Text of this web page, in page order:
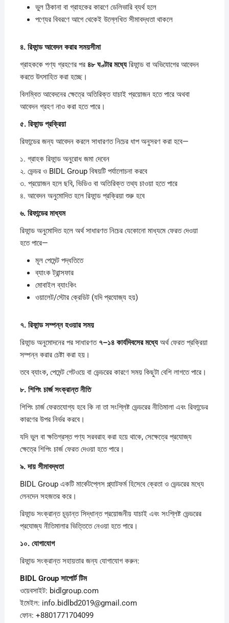
ভুল ঠিকানা বা গ্রাহকের কারণে ডেলিভারি ব্যর্থ হলে
পণ্যের বিবরণে আগে থেকেই উল্লেখিত সীমাবদ্ধতা থাকলে
৪. রিফান্ডআবেদনকরারসময়সীমা
গ্রাহককে পণ্য গ্রহণের পর ৪৮ঘণ্টারমধ্যেরিফান্ড বা অভিযোগের আবেদন
করতে উৎসাহিত করা হচ্ছে।
বিলম্বিত আবেদনের ক্ষেত্রে অতিরিক্ত যাচাই প্রয়োজন হতে পারে অথবা
আবেদন গ্রহণ নাও করা হতে পারে।
৫. রিফান্ডপ্রক্রিয়া
রিফান্ডের জন্য আবেদন করলে সাধারণত নিচের ধাপ অনুসরণ করা হবে—
১. গ্রাহক রিফান্ড অনুরোধ জমা দেবেন
২. ভেন্ডর ও BIDL Group বিষয়টি পর্যালোচনা করবে
৩. প্রয়োজন হলে ছবি, ভিডিও বা অতিরিক্ত তথ্য চাওয়া হতে পারে
৪. আবেদন অনুমোদিত হলে রিফান্ড প্রক্রিয়া শুরু হবে
৬. রিফান্ডেরমাধ্যম
রিফান্ড অনুমোদিত হলে অর্থ সাধারণত নিচের যেকোনো মাধ্যমে ফেরত দেওয়া
হতে পারে—
মূল পেমেন্ট পদ্ধতিতে
ব্যাংক ট্রান্সফার
মোবাইল ব্যাংকিং
ওয়ালেট/স্টোর ক্রেডিট (যদি প্রযোজ্য হয়)
৭. রিফান্ডসম্পন্নহওয়ারসময়
রিফান্ড অনুমোদনের পর সাধারণত ৭–১৪ কার্যদিবসেরমধ্যেঅর্থ ফেরত প্রক্রিয়া
সম্পন্ন করার চেষ্টা করা হয়।
তবে ব্যাংক, পেমেন্ট গেটওয়ে বা ভেন্ডরের কারণে সময় কিছুটা বেশি লাগতে পারে।
৮. শিপিং চার্জসংক্রান্তনীতি
শিপিং চার্জ ফেরতযোগ্য হবে কি না তা সংশ্লিষ্ট ভেন্ডরের নীতিমালা এবং রিফান্ডের
কারণের উপর নির্ভর করবে।
যদি ভুল বা ক্ষতিগ্রস্ত পণ্য সরবরাহ করা হয়ে থাকে, সেক্ষেত্রে প্রযোজ্য
ক্ষেত্রে শিপিং চার্জ ফেরত দেওয়া হতে পারে।
৯.দায়সীমাবদ্ধতা
BIDL Group একটি মার্কেটপ্লেস প্ল্যাটফর্ম হিসেবে ক্রেতা ও ভেন্ডরের মধ্যে
লেনদেন সহজতর করে।
রিফান্ড সংক্রান্ত চূড়ান্ত সিদ্ধান্ত প্রয়োজনীয় যাচাই এবং সংশ্লিষ্ট ভেন্ডরের
প্রযোজ্য নীতিমালার ভিত্তিতে নেওয়া হতে পারে।
১০. যোগাযোগ
রিফান্ড সংক্রান্ত সহায়তার জন্য যোগাযোগ করুন:
BIDL Group সাপোর্টটিম
ওয়েবসাইট: bidlgroup.com
ইমেইল: info.bidlbd2019@gmail.com
ফোন: +8801771704099